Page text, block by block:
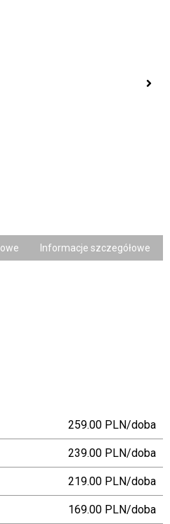
Informacje szczegółowe
259.00 PLN/doba
239.00 PLN/doba
219.00 PLN/doba
169.00 PLN/doba